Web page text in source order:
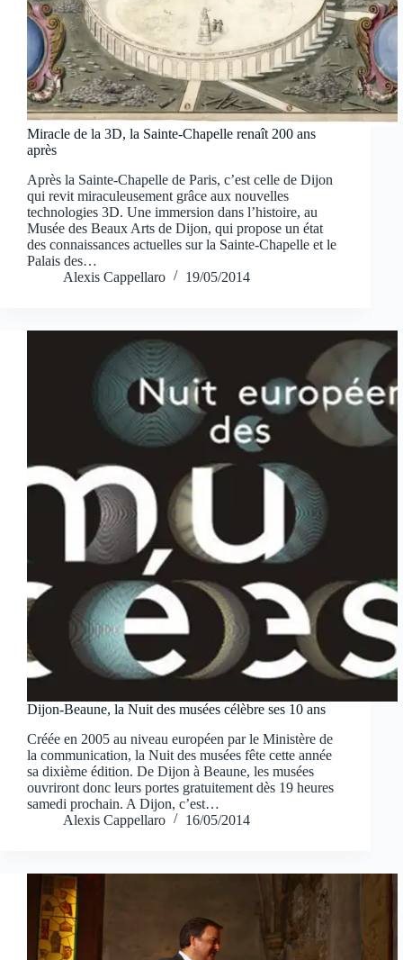
Miracle de la 3D, la Sainte-Chapelle renaît 200 ans
après
Après la Sainte-Chapelle de Paris, c’est celle de Dijon
qui revit miraculeusement grâce aux nouvelles
technologies 3D. Une immersion dans l’histoire, au
Musée des Beaux Arts de Dijon, qui propose un état
des connaissances actuelles sur la Sainte-Chapelle et le
Palais des…
Alexis Cappellaro
19/05/2014
Dijon-Beaune, la Nuit des musées célèbre ses 10 ans
Créée en 2005 au niveau européen par le Ministère de
la communication, la Nuit des musées fête cette année
sa dixième édition. De Dijon à Beaune, les musées
ouvriront donc leurs portes gratuitement dès 19 heures
samedi prochain. A Dijon, c’est…
Alexis Cappellaro
16/05/2014